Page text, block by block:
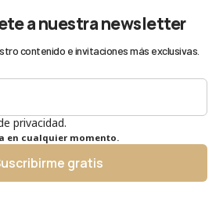
a nuestra newsletter
contenido e invitaciones más exclusivas.
privacidad.
en cualquier momento.
gratis